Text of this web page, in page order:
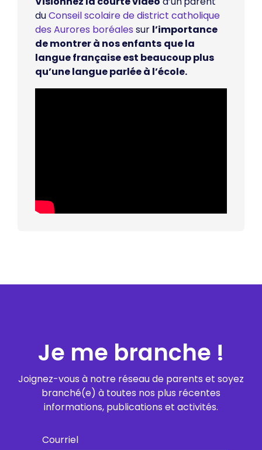
duConseil scolaire de district catholique
des Aurores boréales sur l’importance
de montrer à nos enfants que la
langue française est beaucoup plus
qu’une langue parlée à l’école.
Je me branche !
Joignez-vous à notre réseau de parents et soyez
branché(e) à toutes nos plus récentes
informations, publications et activités.
Courriel